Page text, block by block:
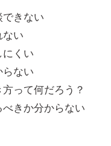
きない
ない
にくい
らない
って何だろう？
きか分からない